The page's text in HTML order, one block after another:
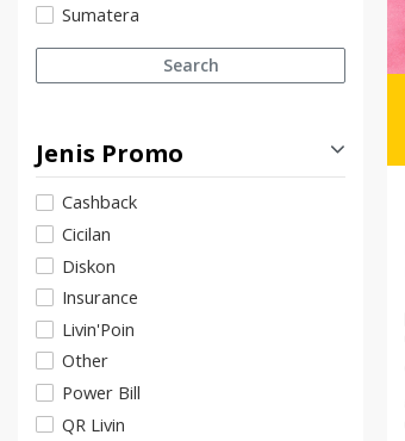
Sumatera
Search
Jenis Promo
Cashback
Cicilan
Diskon
Insurance
Livin'Poin
Other
Power Bill
QR Livin